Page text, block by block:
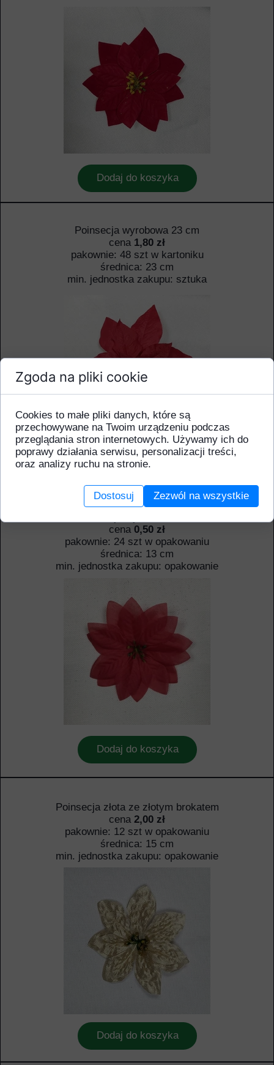
Dodaj do koszyka
Dodaj do koszyka
Poinsecja wyrobowa 23 cm
cena 1,80 zł
pakownie: 48 szt w kartoniku
średnica: 23 cm
min. jednostka zakupu: sztuka
Dodaj do koszyka
cena 0,50 zł
pakownie: 24 szt w opakowaniu
średnica: 13 cm
min. jednostka zakupu: opakowanie
Dodaj do koszyka
Poinsecja złota ze złotym brokatem
cena 2,00 zł
pakownie: 12 szt w opakowaniu
średnica: 15 cm
min. jednostka zakupu: opakowanie
Zgoda na pliki cookie
Cookies to małe pliki danych, które są
przechowywane na Twoim urządzeniu podczas
przeglądania stron internetowych. Używamy ich do
poprawy działania serwisu, personalizacji treści,
oraz analizy ruchu na stronie.
Dostosuj Zezwól na wszystkie